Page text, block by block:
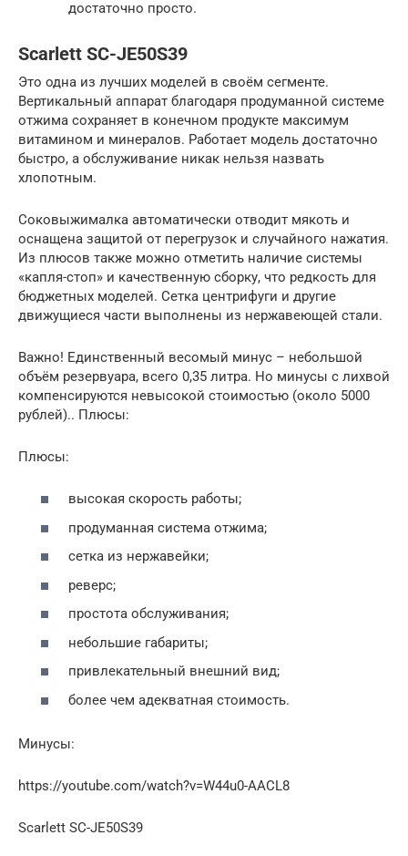
достаточно просто.
Scarlett SC-JE50S39
Это одна из лучших моделей в своём сегменте.
Вертикальный аппарат благодаря продуманной системе
отжима сохраняет в конечном продукте максимум
витамином и минералов. Работает модель достаточно
быстро, а обслуживание никак нельзя назвать
хлопотным.
Соковыжималка автоматически отводит мякоть и
оснащена защитой от перегрузок и случайного нажатия.
Из плюсов также можно отметить наличие системы
«капля-стоп» и качественную сборку, что редкость для
бюджетных моделей. Сетка центрифуги и другие
движущиеся части выполнены из нержавеющей стали.
Важно! Единственный весомый минус – небольшой
объём резервуара, всего 0,35 литра. Но минусы с лихвой
компенсируются невысокой стоимостью (около 5000
рублей).. Плюсы:
Плюсы:
высокая скорость работы;
продуманная система отжима;
сетка из нержавейки;
реверс;
простота обслуживания;
небольшие габариты;
привлекательный внешний вид;
более чем адекватная стоимость.
Минусы:
https://youtube.com/watch?v=W44u0-AACL8
Scarlett SC-JE50S39